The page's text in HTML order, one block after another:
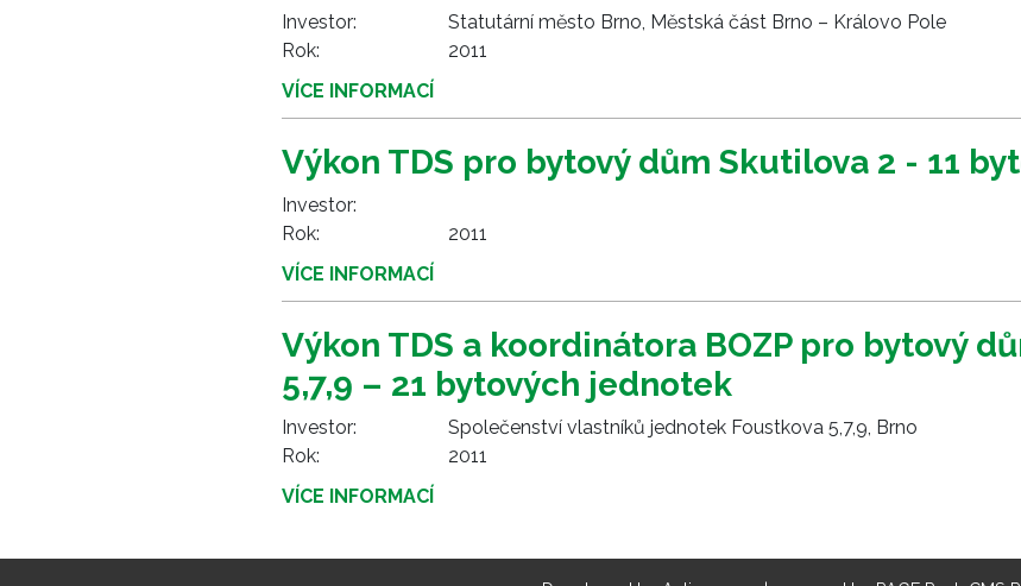
Investor:
Statutární město Brno, Městská část Brno – Královo Pole
Rok:
2011
VÍCE INFORMACÍ
Výkon TDS pro bytový dům Skutilova 2 - 11
Investor:
Rok:
2011
VÍCE INFORMACÍ
Výkon TDS a koordinátora BOZP pro bytový
5,7,9 – 21 bytových jednotek
Investor:
Společenství vlastníků jednotek Foustkova 5,7,9, Brno
Rok:
2011
VÍCE INFORMACÍ